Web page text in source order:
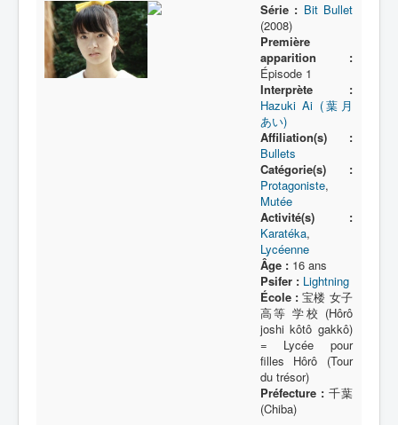
Série : Bit Bullet
(2008)
Première
apparition :
Épisode 1
Interprète :
Hazuki Ai (葉月
あい)
Affiliation(s) :
Bullets
Catégorie(s) :
Protagoniste,
Mutée
Activité(s) :
Karatéka,
Lycéenne
Âge :16 ans
Psifer : Lightning
École : 宝楼 女子
高等 学校 (Hôrô
joshi kôtô gakkô)
= Lycée pour
filles Hôrô (Tour
du trésor)
Préfecture :千葉
(Chiba)